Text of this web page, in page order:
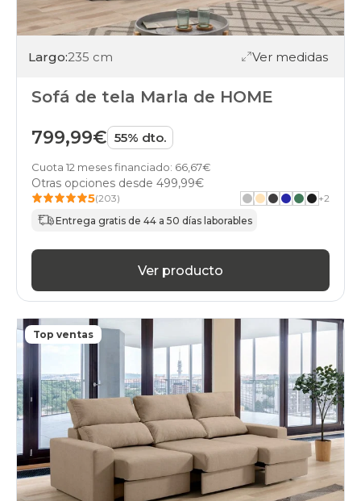
Largo:235 cm Ver medidas
Sofá de tela Marla de HOME
799,99€ 55% dto.
Cuota 12 meses financiado: 66,67€
Otras opciones desde 499,99€
5(203) +2
Entrega gratis de 44 a 50 días laborables
Ver producto
Top ventas